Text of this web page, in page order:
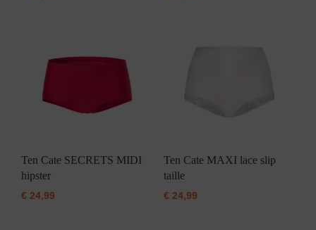
Ten Cate SECRETS MIDI
hipster
€ 24,99
Ten Cate MAXI lace slip
taille
€24,99